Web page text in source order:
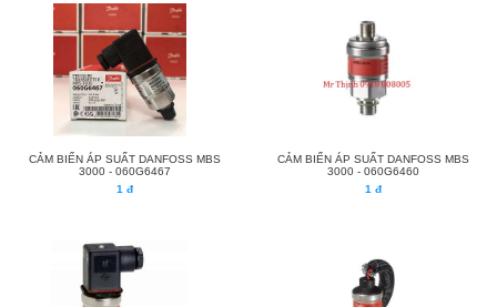
CẢM BIẾN ÁP SUẤT DANFOSS MBS
3000 - 060G6467
1 đ
CẢM BIẾN ÁP SUẤT DANFOSS MBS
3000 - 060G6460
1 đ